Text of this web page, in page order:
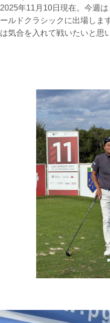
2025年11月10日現在。今週
ールドクラシックに出場しま
は気合を入れて戦いたいと思